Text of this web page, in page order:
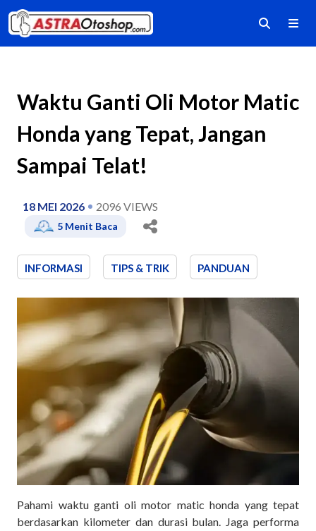
Waktu Ganti Oli Motor Matic
Honda yang Tepat, Jangan
Sampai Telat!
18 MEI 2026 2096 VIEWS
5 Menit Baca
INFORMASI TIPS & TRIK PANDUAN
Pahami waktu ganti oli motor matic honda yang tepat
berdasarkan kilometer dan durasi bulan. Jaga performa